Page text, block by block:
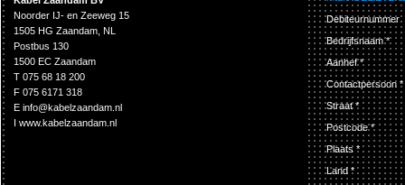
Noorder IJ- en Zeeweg 15
1505 HG Zaandam, NL
Postbus 130
1500 EC Zaandam
T 075 68 18 200
F 075 6171 318
E info@kabelzaandam.nl
I www.kabelzaandam.nl
Debiteurnummer
Bedrijfsnaam *
Aanhef *
Contactpersoon *
Straat *
Postcode *
Plaats *
Land *